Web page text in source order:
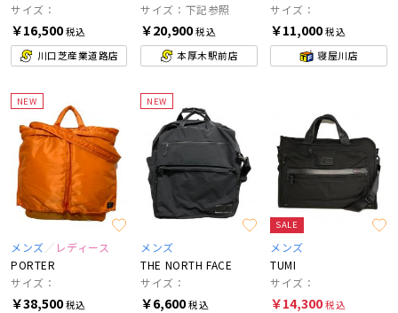
サイズ：
￥16,500税込
川口芝産業道路店
サイズ：下記参照
￥20,900税込
本厚木駅前店
サイズ：
￥11,000税込
寝屋川店
NEW
メンズ
レディース
PORTER
サイズ：
￥38,500税込
NEW
メンズ
THE NORTH FACE
サイズ：
￥6,600税込
SALE
メンズ
TUMI
サイズ：
￥14,300税込